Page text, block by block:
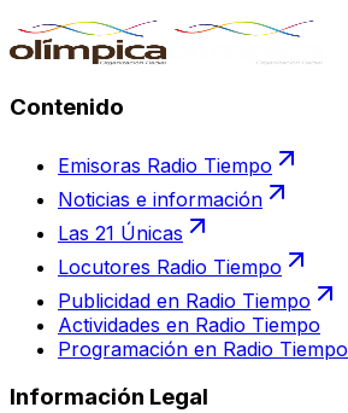
Contenido
Emisoras Radio Tiempo
Noticias e información
Las 21 Únicas
Locutores Radio Tiempo
Publicidad en Radio Tiempo
Actividades en Radio Tiempo
Programación en Radio Tiempo
Información Legal